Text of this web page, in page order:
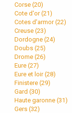
Corse (20)
Cote d'or (21)
Cotes d'armor (22)
Creuse (23)
Dordogne (24)
Doubs (25)
Drome (26)
Eure (27)
Eure et loir (28)
Finistere (29)
Gard (30)
Haute garonne (31)
Gers (32)